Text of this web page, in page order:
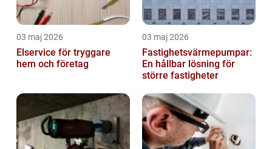
03 maj 2026
Elservice för tryggare
hem och företag
03 maj 2026
Fastighetsvärmepumpar:
En hållbar lösning för
större fastigheter